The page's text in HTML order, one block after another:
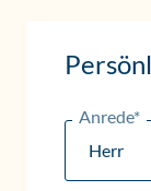
Anrede*
Herr